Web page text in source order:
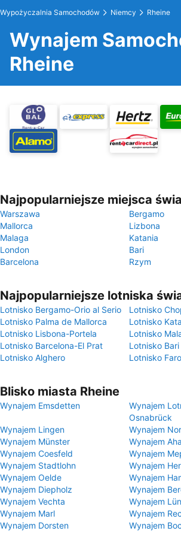
Wypożyczalnia Samochodów Niemcy Rheine
Wynajem
Rheine
Najpopularniejsze miejsca
Warszawa
Bergamo
Mallorca
Lizbona
Malaga
Katania
London
Bari
Barcelona
Rzym
Najpopularniejsze lotniska
Lotnisko Bergamo-Orio al Serio
Lotnisko
Lotnisko Palma de Mallorca
Lotnisko
Lotnisko Lisbona-Portela
Lotnisko
Lotnisko Barcelona-El Prat
Lotnisko Bari
Lotnisko Alghero
Lotnisko Faro
Blisko miasta Rheine
Wynajem Emsdetten
Wynajem
Osnabrück
Wynajem Lingen
Wynajem
Wynajem Münster
Wynajem
Wynajem Coesfeld
Wynajem
Wynajem Stadtlohn
Wynajem
Wynajem Oelde
Wynajem
Wynajem Diepholz
Wynajem
Wynajem Vechta
Wynajem
Wynajem Marl
Wynajem
Wynajem Dorsten
Wynajem